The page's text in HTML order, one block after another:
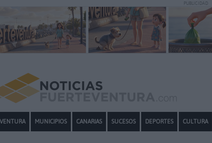
PUBLICIDAD
MUNICIPIOS CANARIAS SUCESOS DEPORTES CULTURA